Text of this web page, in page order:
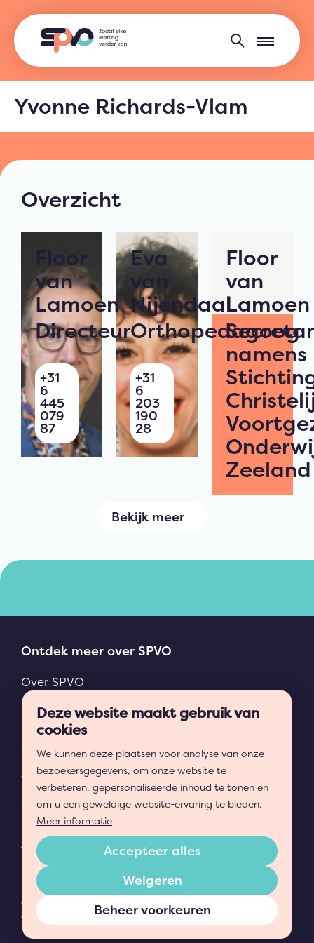
Deze website maakt gebruik van
cookies
We kunnen deze plaatsen voor analyse van onze
bezoekersgegevens, om onze website te
verbeteren, gepersonaliseerde inhoud te tonen en
om u een geweldige website-ervaring te bieden.
Meer informatie
Beheer voorkeuren
Weigeren
Accepteer alles
Yvonne Richards-Vlam
Overzicht
Floor
van
Lamoen
Directeur
+31
6
445
079
87
Eva
van
Nijendaal
Orthopedagoog
+31
6
203
190
28
Floor
van
Lamoen
namens
Zeeland
Bekijk meer
Ontdek meer over SPVO
Over SPVO
Nieuws en projecten
Niet met ons eens?
Ons ondersteuningsplan
Veelgestelde vragen
Onze scholen
Downloads
AVG en Privacy
Privacyverklaring
Cookies
© Copyright 2026 SPVO